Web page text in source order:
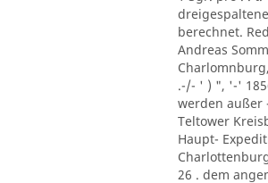
berechnet.
Andreas
.-/- ' ) ", '-'
werden außer
Teltower
Haupt-
26 . dem